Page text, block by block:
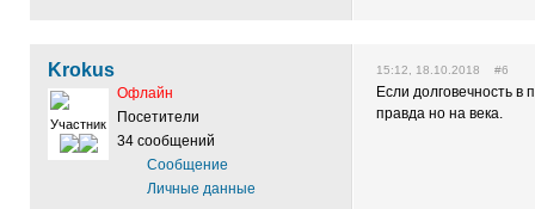
Krokus
Участник
Офлайн
Посетители
34 сообщений
Сообщение
Личные данные
15:12, 18.10.2018 #6
Если долговечность в
правда но на века.